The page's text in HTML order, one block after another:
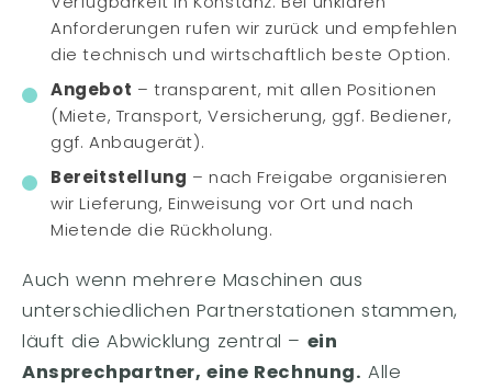
Anforderungen rufen wir zurück und empfehlen
die technisch und wirtschaftlich beste Option.
Angebot – transparent, mit allen Positionen
(Miete, Transport, Versicherung, ggf. Bediener,
ggf. Anbaugerät).
Bereitstellung – nach Freigabe organisieren
wir Lieferung, Einweisung vor Ort und nach
Mietende die Rückholung.
Auch wenn mehrere Maschinen aus
unterschiedlichen Partnerstationen stammen,
läuft die Abwicklung zentral – ein
Ansprechpartner, eine Rechnung. Alle